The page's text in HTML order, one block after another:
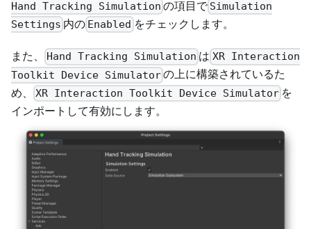
Hand Tracking Simulation の項目で Simulation
Settings 内の Enabled をチェックします。
また、 Hand Tracking Simulation は XR Interaction
Toolkit Device Simulatorの上に構築されているた
め、
XR Interaction Toolkit Device Simulator を
インポートして有効にします。